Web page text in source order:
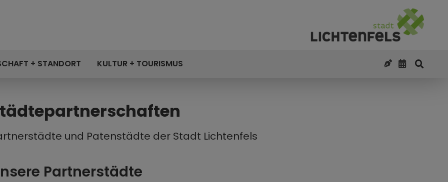
+ STANDORT KULTUR + TOURISMUS
und Patenstädte der Stadt Lichtenfels
Partnerstädte